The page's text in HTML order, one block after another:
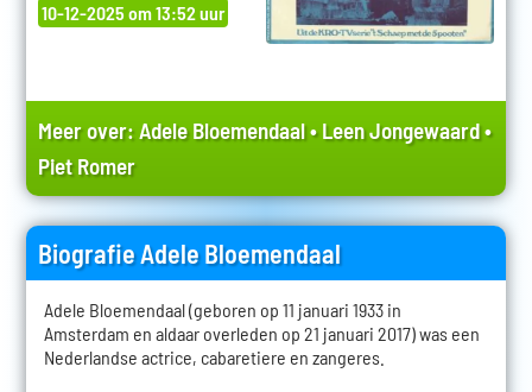
10-12-2025 om 13:52 uur
Meer over:Adele Bloemendaal•Leen Jongewaard•
Piet Romer
Biografie Adele Bloemendaal
Adele Bloemendaal (geboren op 11 januari 1933 in
Amsterdam en aldaar overleden op 21 januari 2017) was een
Nederlandse actrice, cabaretiere en zangeres.